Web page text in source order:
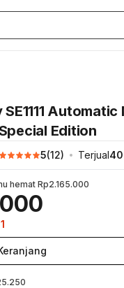
SE1111
Edition
5(12) Terjual40
hematRp2.165.000